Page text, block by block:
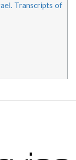
Transcripts of